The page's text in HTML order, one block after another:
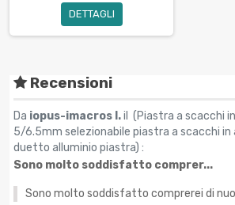
DETTAGLI
Recensioni
Da iopus-imacros I.il (Piastra a scacchi
5/6.5mm selezionabile piastra a scacchi in
duetto alluminio piastra) :
Sono molto soddisfatto comprer...
Sono molto soddisfatto comprerei di